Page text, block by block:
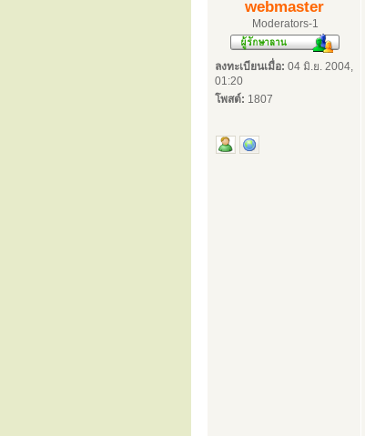
webmaster
Moderators-1
ลงทะเบียนเมื่อ: 04 มิ.ย. 2004,
01:20
โพสต์: 1807